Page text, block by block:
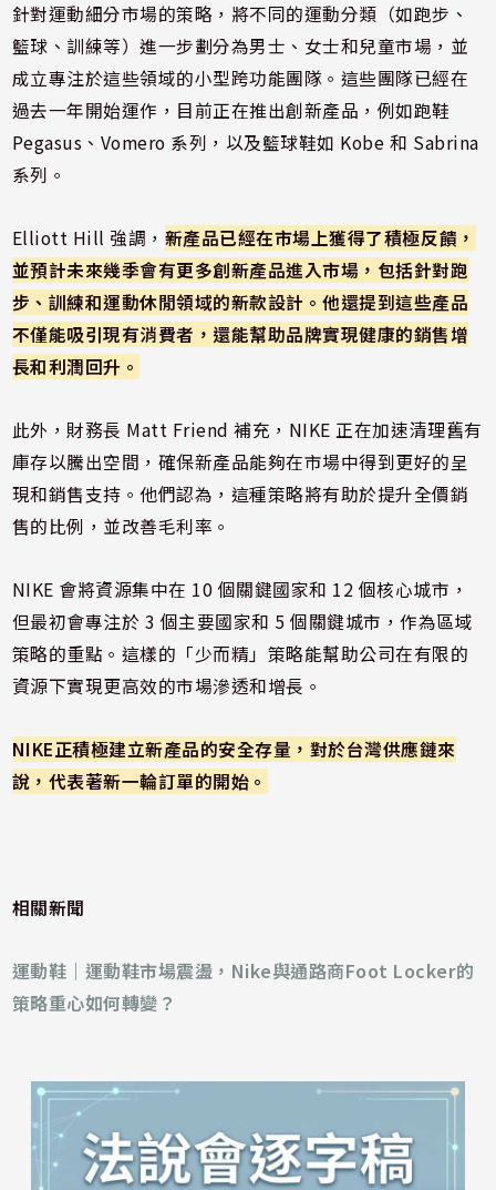
針對運動細分市場的策略，將不同的運動分類（如跑步、
籃球、訓練等）進一步劃分為男士、女士和兒童市場，並
成立專注於這些領域的小型跨功能團隊。這些團隊已經在
過去一年開始運作，目前正在推出創新產品，例如跑鞋
Pegasus、Vomero 系列，以及籃球鞋如 Kobe 和 Sabrina
系列。
Elliott Hill 強調， 新產品已經在市場上獲得了積極反饋，
並預計未來幾季會有更多創新產品進入市場，包括針對跑
步、訓練和運動休閒領域的新款設計。他還提到這些產品
不僅能吸引現有消費者，還能幫助品牌實現健康的銷售增
長和利潤回升。
此外，財務長 Matt Friend 補充，NIKE 正在加速清理舊有
庫存以騰出空間，確保新產品能夠在市場中得到更好的呈
現和銷售支持。他們認為，這種策略將有助於提升全價銷
售的比例，並改善毛利率。
NIKE 會將資源集中在 10 個關鍵國家和 12 個核心城市，
但最初會專注於 3 個主要國家和 5 個關鍵城市，作為區域
策略的重點。這樣的「少而精」策略能幫助公司在有限的
資源下實現更高效的市場滲透和增長。
NIKE正積極建立新產品的安全存量，對於台灣供應鏈來
說，代表著新一輪訂單的開始。
相關新聞
運動鞋｜運動鞋市場震盪，Nike與通路商Foot Locker的
策略重心如何轉變？